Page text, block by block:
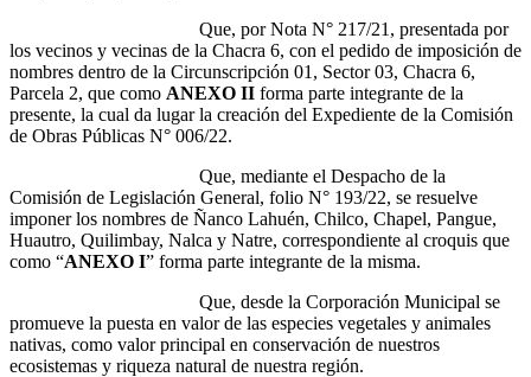
Que, por Nota N° 217/21, presentada por
los vecinos y vecinas de la Chacra 6, con el pedido de imposición de
nombres dentro de la Circunscripción 01, Sector 03, Chacra 6,
Parcela 2, que como ANEXO II forma parte integrante de la
presente, la cual da lugar la creación del Expediente de la Comisión
de Obras Públicas N° 006/22.
Que, mediante el Despacho de la
Comisión de Legislación General, folio N° 193/22, se resuelve
imponer los nombres de Ñanco Lahuén, Chilco, Chapel, Pangue,
Huautro, Quilimbay, Nalca y Natre, correspondiente al croquis que
como “ANEXO I” forma parte integrante de la misma.
Que, desde la Corporación Municipal se
promueve la puesta en valor de las especies vegetales y animales
nativas, como valor principal en conservación de nuestros
ecosistemas y riqueza natural de nuestra región.